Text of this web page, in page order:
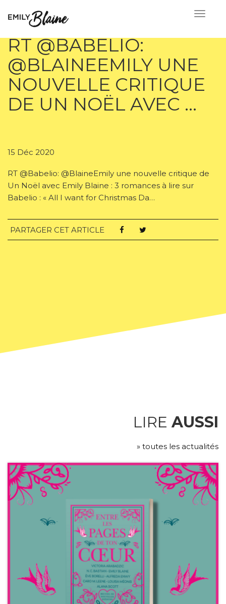
RT @BABELIO:
@BLAINEEMILY UNE
NOUVELLE CRITIQUE
DE UN NOËL AVEC …
15 Déc 2020
RT @Babelio: @BlaineEmily une nouvelle critique de
Un Noël avec Emily Blaine : 3 romances à lire sur
Babelio : « All I want for Christmas Da…
PARTAGER CET ARTICLE
LIRE AUSSI
» toutes les actualités